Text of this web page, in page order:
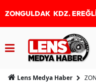
ZONGULDAK KDZ.
Lens Medya Haber